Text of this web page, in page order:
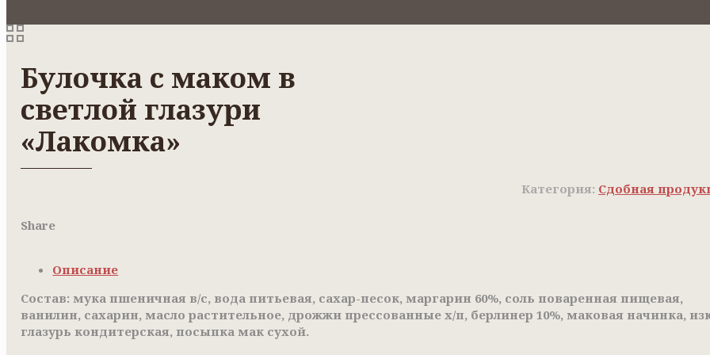
Булочка с маком в
светлой глазури
«Лакомка»
Категория: Сдобная
Share
Описание
Состав: мука пшеничная в/с, вода питьевая, сахар-песок, маргарин 60%, соль поваренная пищевая,
ванилин, сахарин, масло растительное, дрожжи прессованные х/п, берлинер 10%, маковая начинка,
глазурь кондитерская, посыпка мак сухой.